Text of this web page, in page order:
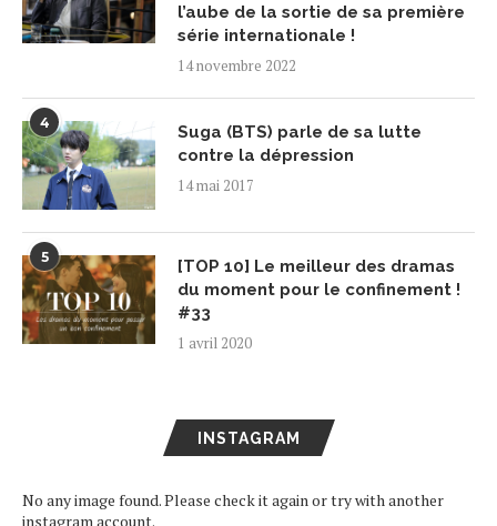
l’aube de la sortie de sa première
série internationale !
14 novembre 2022
4
Suga (BTS) parle de sa lutte
contre la dépression
14 mai 2017
5
[TOP 10] Le meilleur des dramas
du moment pour le confinement !
#33
1 avril 2020
INSTAGRAM
No any image found. Please check it again or try with another
instagram account.